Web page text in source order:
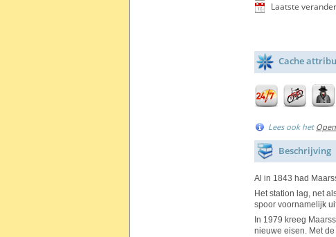
Laatste
Cache
Lees ook het
Beschrijving
Al in 1843 had
Het station lag, net
spoor voornamelijk
In 1979 kreeg
nieuwe eisen. Met